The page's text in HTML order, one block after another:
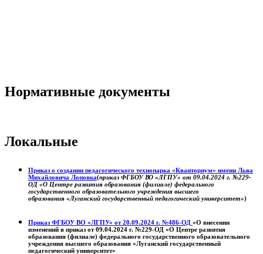
Нормативные документы
Локальные
Приказ о создании педагогического технопарка «Кванториум» имени Льва
Михайловича Лоповка(приказ ФГБОУ ВО «ЛГПУ» от 09.04.2024 г. №229-
ОД «О Центре развития образования (филиале) федерального
государственного образовательного учреждения высшего
образования «Луганский государственный педагогический университет»)
Приказ ФГБОУ ВО «ЛГПУ» от 20.09.2024 г. №486-ОД «О внесении
изменений в приказ от 09.04.2024 г. №229-ОД «О Центре развития
образования (филиале) федерального государственного образовательного
учреждения высшего образования «Луганский государственный
педагогический университет»